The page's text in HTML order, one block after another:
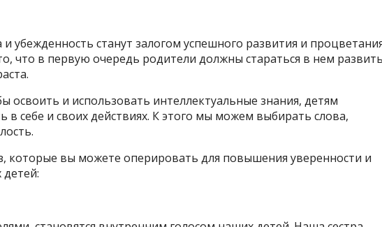
убежденность станут залогом успешного развития и
что в первую очередь родители должны стараться в нем развить
освоить и использовать интеллектуальные знания, детям
в себе и своих действиях. К этого мы можем выбирать слова,
которые вы можете оперировать для повышения уверенности и
детей: